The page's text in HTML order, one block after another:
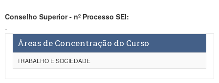
-
Conselho Superior - nº Processo SEI:
-
Áreas de Concentração do Curso
TRABALHO E SOCIEDADE